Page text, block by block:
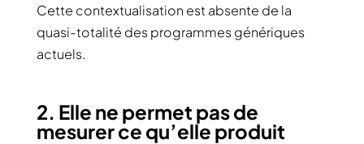
Cette contextualisation est absente de la
quasi-totalité des programmes génériques
actuels.
2. Elle ne permet pas de
mesurer ce qu’elle produit